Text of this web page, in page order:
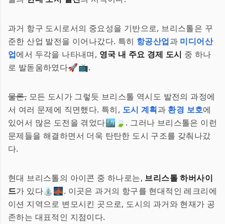
과거 항구 도시로서의 중요성을 기반으로, 브리스톨은 꾸
준한 산업 발전을 이어나갔다. 특히 항공산업과 미디어산
업에서 두각을 나타내며, 영국 내 주요 경제 도시 중 하나
로 발돋움하였다🚀📺.
물론,모든 도시가 그렇듯 브리스톨 역시도 발전의 과정에
서 여러 문제에 직면했다. 특히, 도시 계획과 환경 보호에
있어서 많은 도전을 겪었다🏙️🍃. 그러나 브리스톨은 이런
문제들을 해결하면서 더욱 탄탄한 도시 구조를 갖춰나갔
다.
현대 브리스톨의 아이콘 중 하나로는, 브리스톨 하버사이
드가 있다⛲🌉. 이곳은 과거의 항구를 현대적인 레크리에
이션 지역으로 변모시킨 곳으로, 도시의 과거와 현재가 공
존하는 대표적인 지점이다.